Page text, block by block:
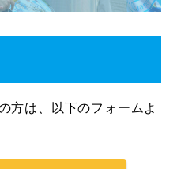
方は、以下のフォームよ